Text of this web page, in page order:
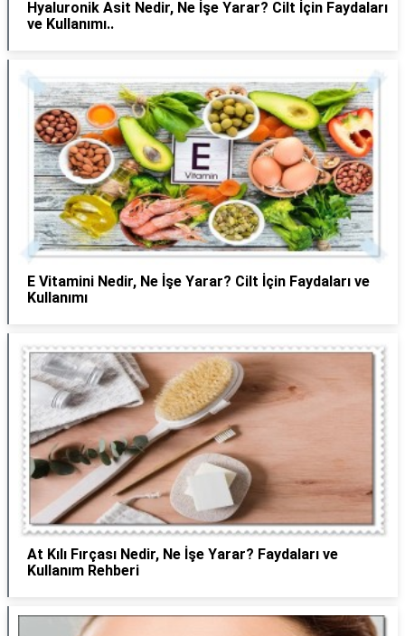
Hyaluronik Asit Nedir, Ne İşe Yarar? Cilt İçin Faydaları
ve Kullanımı..
E Vitamini Nedir, Ne İşe Yarar? Cilt İçin Faydaları ve
Kullanımı
At Kılı Fırçası Nedir, Ne İşe Yarar? Faydaları ve
Kullanım Rehberi